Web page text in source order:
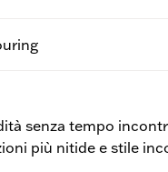
senza tempo
più nitide e stile